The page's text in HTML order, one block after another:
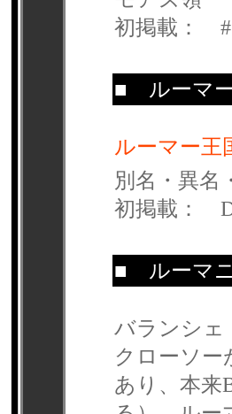
初掲載：
■ ルーマ
ルーマー王
別名・異
初掲載：
■ ルーマ
バランシェ
クローソ
あり、本来